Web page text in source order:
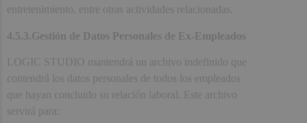
entretenimiento, entre otras actividades relacionadas.
4.5.3.Gestión de Datos Personales de Ex-Empleados
LOGIC STUDIO mantendrá un archivo indefinido que
contendrá los datos personales de todos los empleados
que hayan concluido su relación laboral. Este archivo
servirá para: